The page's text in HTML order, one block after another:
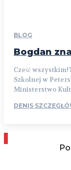
BLOG
Bogdan
Cześć
Szkolnej w
Ministerstwo
DENIS